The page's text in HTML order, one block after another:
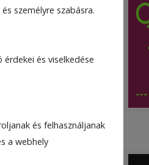
személyre szabásra.
és viselkedése
és felhasználjanak
a webhely